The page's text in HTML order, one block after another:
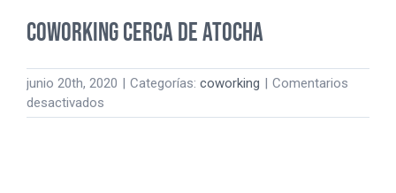
COWORKING CERCA DE ATOCHA
junio 20th, 2020 Categorías: coworking
Comentarios
desactivados
COWORKING